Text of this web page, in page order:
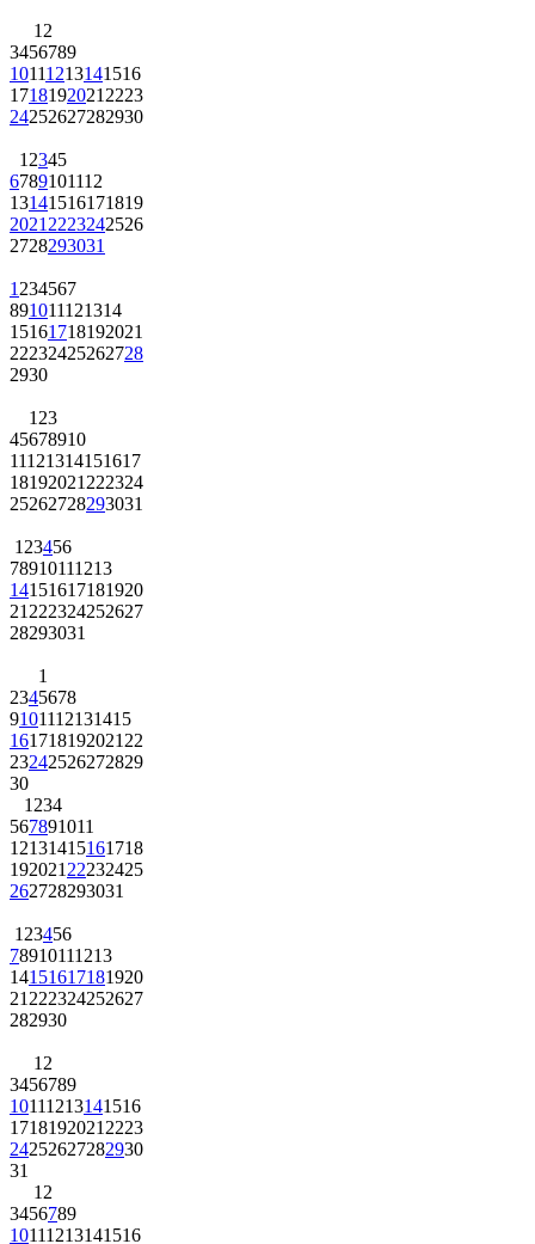
1 2
3456789
10111213141516
1718192021 2223
24252627282930
1 2345
6789101112
13141516171819
2021 2223242526
2728293031
1 234567
891011121314
15161718192021
22232425262728
2930
1 23
45678910
11121314151617
18192021 222324
25262728293031
1 23456
78910111213
14151617181920
21 222324252627
28293031
1
2345678
9101112131415
161718192021 22
23242526272829
30
1 234
567891011
12131415161718
192021 22232425
262728293031
1 23456
78910111213
14151617181920
21 222324252627
282930
1 2
3456789
10111213141516
1718192021 2223
24252627282930
31
1 2
3456789
10111213141516